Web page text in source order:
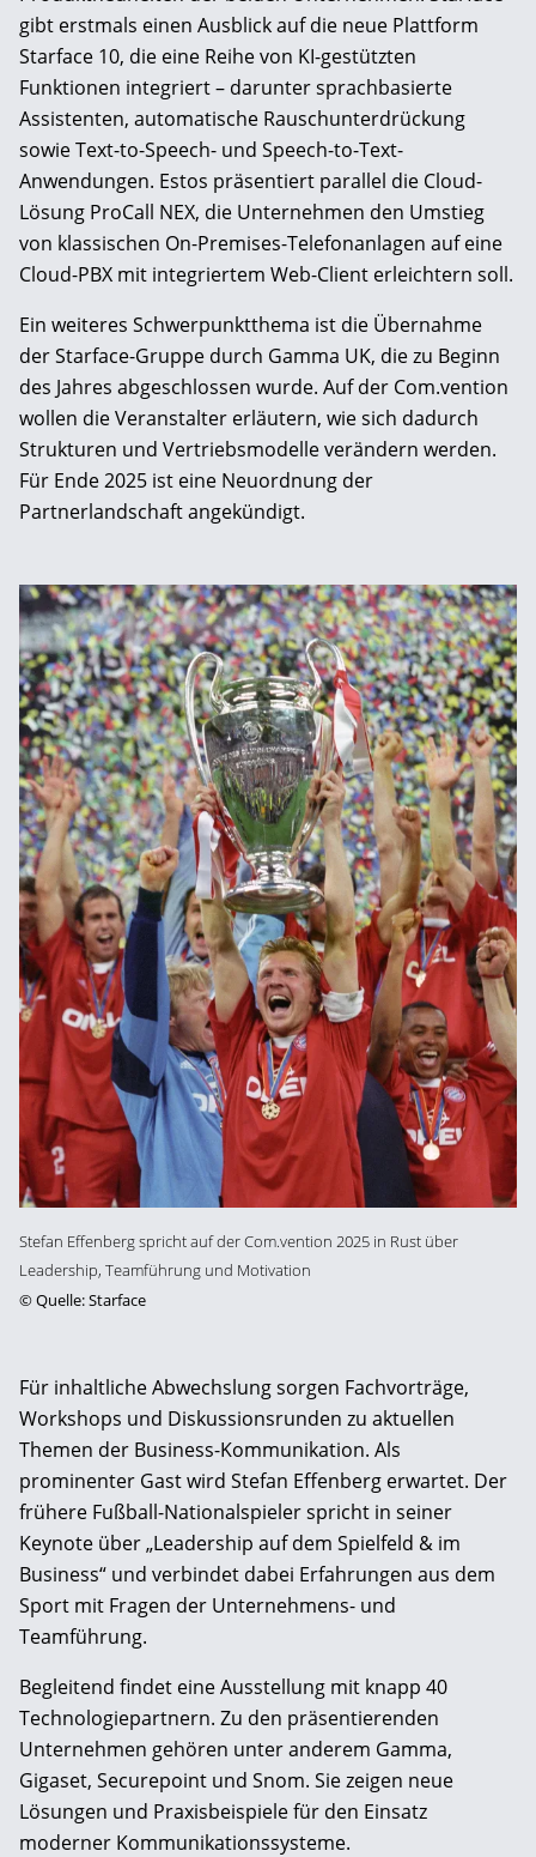
gibt erstmals einen Ausblick auf die neue Plattform
Starface 10, die eine Reihe von KI-gestützten
Funktionen integriert – darunter sprachbasierte
Assistenten, automatische Rauschunterdrückung
sowie Text-to-Speech- und Speech-to-Text-
Anwendungen. Estos präsentiert parallel die Cloud-
Lösung ProCall NEX, die Unternehmen den Umstieg
von klassischen On-Premises-Telefonanlagen auf eine
Cloud-PBX mit integriertem Web-Client erleichtern soll.
Ein weiteres Schwerpunktthema ist die Übernahme
der Starface-Gruppe durch Gamma UK, die zu Beginn
des Jahres abgeschlossen wurde. Auf der Com.vention
wollen die Veranstalter erläutern, wie sich dadurch
Strukturen und Vertriebsmodelle verändern werden.
Für Ende 2025 ist eine Neuordnung der
Partnerlandschaft angekündigt.
Stefan Effenberg spricht auf der Com.vention 2025 in Rust über
Leadership, Teamführung und Motivation
©Quelle: Starface
Für inhaltliche Abwechslung sorgen Fachvorträge,
Workshops und Diskussionsrunden zu aktuellen
Themen der Business-Kommunikation. Als
prominenter Gast wird Stefan Effenberg erwartet. Der
frühere Fußball-Nationalspieler spricht in seiner
Keynote über „Leadership auf dem Spielfeld & im
Business“ und verbindet dabei Erfahrungen aus dem
Sport mit Fragen der Unternehmens- und
Teamführung.
Begleitend findet eine Ausstellung mit knapp 40
Technologiepartnern. Zu den präsentierenden
Unternehmen gehören unter anderem Gamma,
Gigaset, Securepoint und Snom. Sie zeigen neue
Lösungen und Praxisbeispiele für den Einsatz
moderner Kommunikationssysteme.